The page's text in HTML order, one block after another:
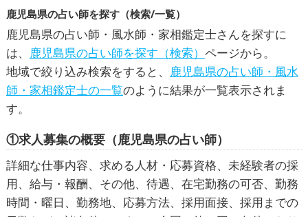
鹿児島県の占い師を探す（検索/一覧）
鹿児島県の占い師・風水師・家相鑑定士さんを探すに
は、 鹿児島県の占い師を探す（検索） ページから。
地域で絞り込み検索をすると、 鹿児島県の占い師・風水
師・家相鑑定士の一覧のように結果が一覧表示されま
す。
①求人募集の概要（鹿児島県の占い師）
詳細な仕事内容、求める人材・応募資格、未経験者の採
用、給与・報酬、その他、待遇、在宅勤務の可否、勤務
時間・曜日、勤務地、応募方法、採用面接、採用までの